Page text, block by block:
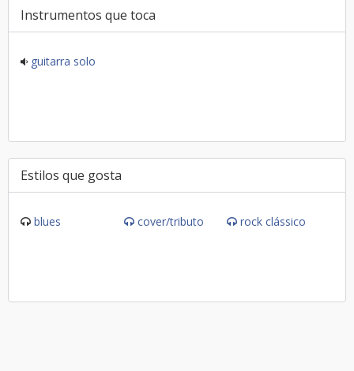
Instrumentos que toca
guitarra solo
Estilos que gosta
blues cover/tributo rock clássico